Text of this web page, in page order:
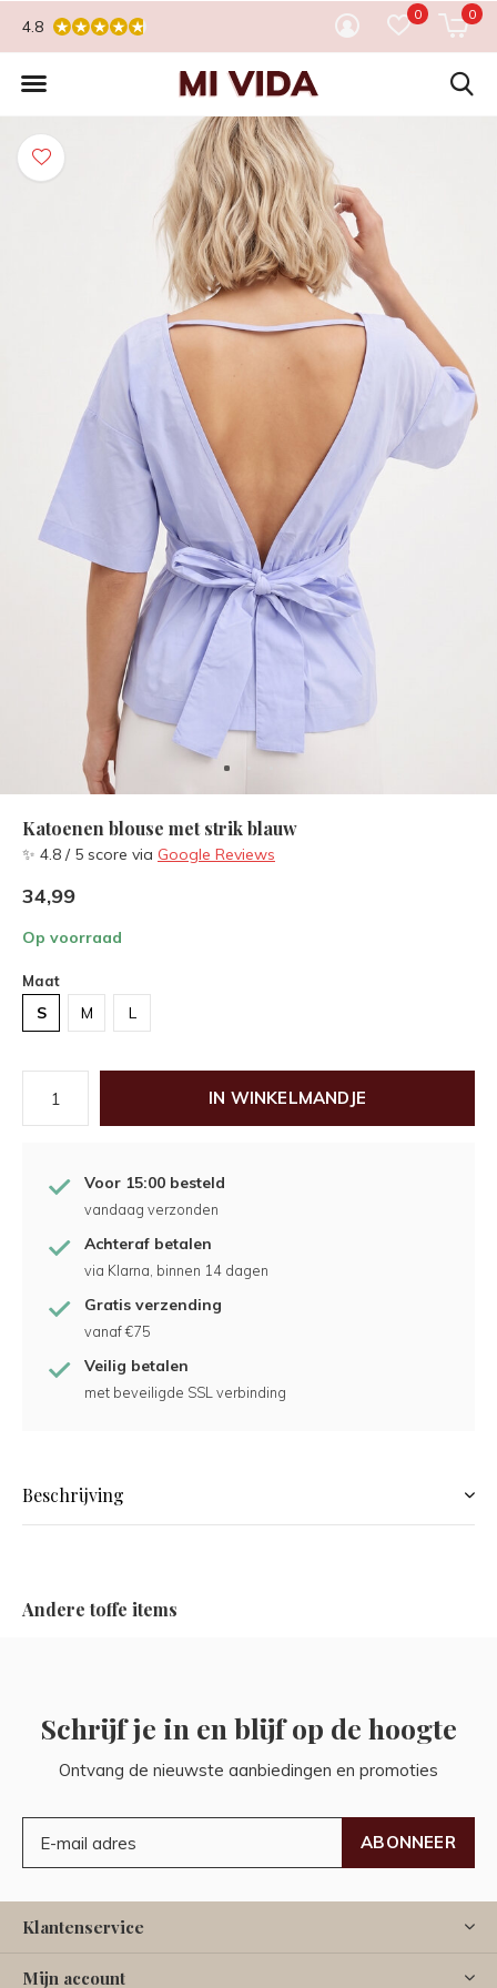
0 0
4.8
Katoenen blouse met strik blauw
✨ 4.8 / 5 score via Google Reviews
34,99
Op voorraad
Maat
S M L
IN WINKELMANDJE
Voor 15:00 besteld
vandaag verzonden
Achteraf betalen
via Klarna, binnen 14 dagen
Gratis verzending
vanaf €75
Veilig betalen
met beveiligde SSL verbinding
Beschrijving
Andere toffe items
Schrijf je in en blijf op de hoogte
Ontvang de nieuwste aanbiedingen en promoties
ABONNEER
Klantenservice
Mijn account